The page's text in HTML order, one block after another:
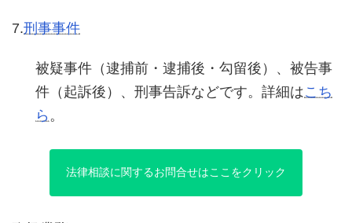
7.刑事事件
被疑事件（逮捕前・逮捕後・勾留後）、被告事
件（起訴後）、刑事告訴などです。詳細はこち
ら 。
法律相談に関するお問合せはここをクリック